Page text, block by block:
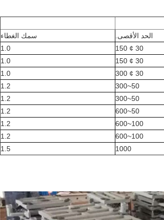
الحد الأقصى.
سمك الغطاء
30 ¢ 150
1.0
30 ¢ 150
1.0
30 ¢ 300
1.0
50~300
1.2
50~300
1.2
50~600
1.2
100~600
1.2
100~600
1.2
1000
1.5